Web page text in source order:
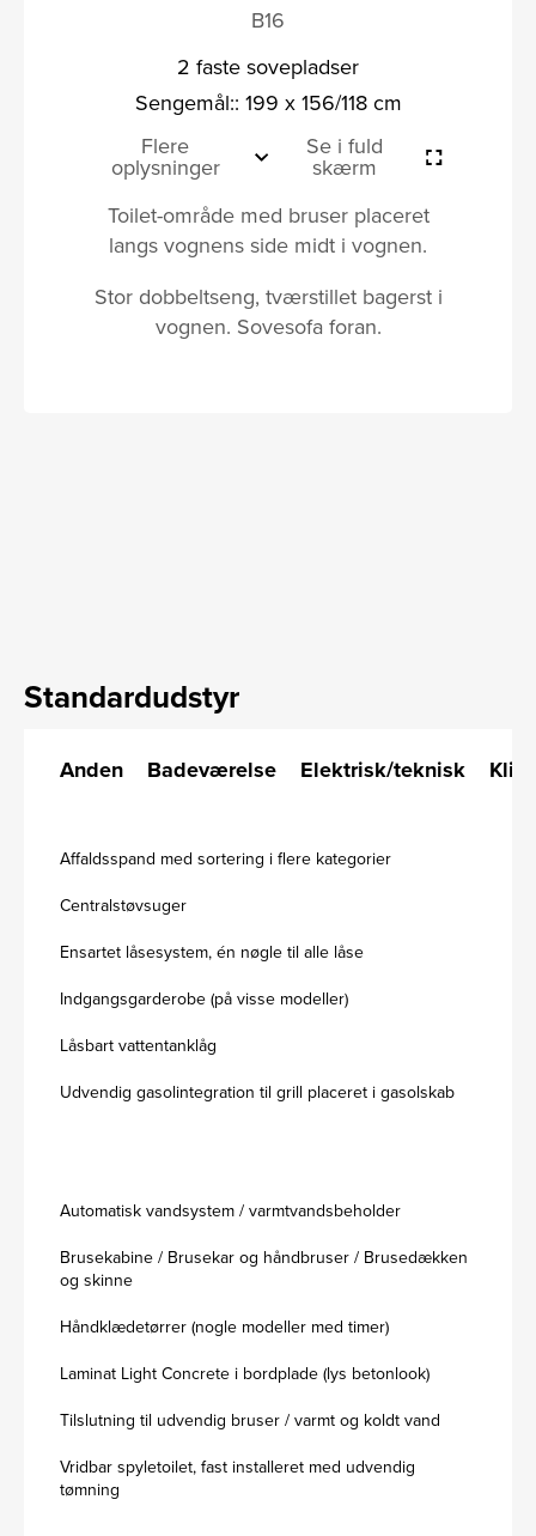
B16
2 faste sovepladser
Sengemål:: 199 x 156/118 cm
Flere
oplysninger
Se i fuld
skærm
Toilet-område med bruser placeret
langs vognens side midt i vognen.
Stor dobbeltseng, tværstillet bagerst i
vognen. Sovesofa foran.
Standardudstyr
Anden Badeværelse Elektrisk/teknisk
Affaldsspand med sortering i flere kategorier
Centralstøvsuger
Ensartet låsesystem, én nøgle til alle låse
Indgangsgarderobe (på visse modeller)
Låsbart vattentanklåg
Udvendig gasolintegration til grill placeret i gasolskab
Automatisk vandsystem / varmtvandsbeholder
Brusekabine / Brusekar og håndbruser / Brusedækken
og skinne
Håndklædetørrer (nogle modeller med timer)
Laminat Light Concrete i bordplade (lys betonlook)
Tilslutning til udvendig bruser / varmt og koldt vand
Vridbar spyletoilet, fast installeret med udvendig
tømning